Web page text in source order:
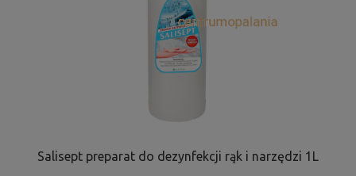
Salisept preparat do dezynfekcji rąk i narzędzi 1L